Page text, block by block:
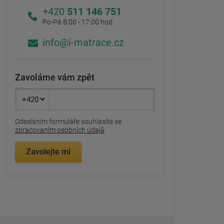
+420 511 146 751
Po-Pá 8:00 - 17:00 hod.
info@i-matrace.cz
Zavoláme vám zpět
Odesláním formuláře souhlasíte se
zpracovaním osobních údajů
Zavolejte mi